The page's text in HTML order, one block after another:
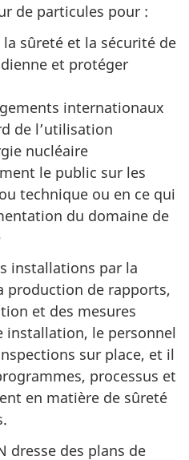
de particules pour :
sûreté et la sécurité de
et protéger
internationaux
de l’utilisation
nucléaire
le public sur les
technique ou en ce qui
du domaine de
installations par la
production de rapports,
et des mesures
installation, le personnel
sur place, et il
processus et
en matière de sûreté
dresse des plans de